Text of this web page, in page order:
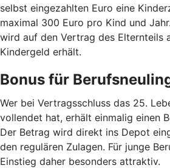
selbst eingezahlten Euro eine
maximal 300 Euro pro Kind und
wird auf den Vertrag des Elternteils
Kindergeld erhält.
Bonus für
Wer bei Vertragsschluss das 25.
vollendet hat, erhält einmalig einen
Der Betrag wird direkt ins Depot
den regulären Zulagen. Für junge
Einstieg daher besonders attraktiv.